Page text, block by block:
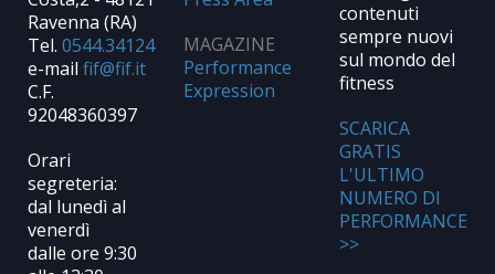
Ravenna (RA)
Tel. 0544.34124
e-mail
C.F.
92048360397
Orari
segreteria:
dal lunedì al
venerdì
dalle ore 9:30
MAGAZINE
Performance
Expression
contenuti
sempre nuovi
sul mondo del
fitness
SCARICA
GRATIS
L'ULTIMO
NUMERO DI
PERFORMANCE
>>